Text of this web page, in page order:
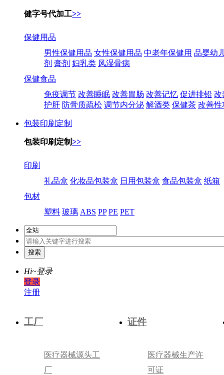
健字号代加工>>
保健用品
男性保健用品 女性保健用品 中老年保健用 品婴幼
剂 膏剂 妇乳类 风湿骨病
保健食品
免疫调节 改善睡眠 改善胃肠 改善记忆 促进排铅 改
护肝 防骨质疏松 调节内分泌 解酒类 保健茶 改善性
包装印刷定制
包装印刷定制>>
印刷
礼品盒 化妆品包装盒 日用包装盒 食品包装盒 纸箱
包材
塑料 玻璃 ABS PP PE PET
Hi~登录
登录
注册
工厂
医疗器械源头工
厂
证件
医疗器械生产许
可证